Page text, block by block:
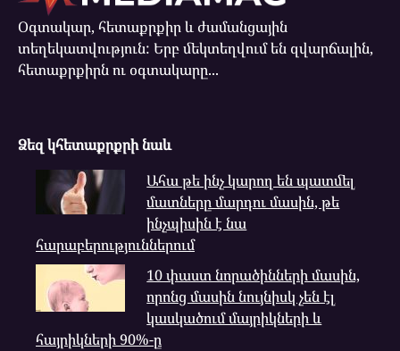
Օգտակար, հետաքրքիր և ժամանցային
տեղեկատվություն: Երբ մեկտեղվում են զվարճալին,
հետաքրքիրն ու օգտակարը...
Ձեզ կհետաքրքրի նաև
Ահա թե ինչ կարող են պատմել
մատները մարդու մասին, թե
ինչպիսին է նա
հարաբերություններում
10 փաստ նորածինների մասին,
որոնց մասին նույնիսկ չեն էլ
կասկածում մայրիկների և
հայրիկների 90%-ը